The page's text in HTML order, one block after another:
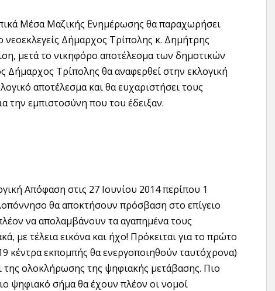
Μέσα Μαζικής Ενημέρωσης θα παραχωρήσει
Δήμαρχος Τρίπολης κ. Δημήτρης
μετά το νικηφόρο αποτέλεσμα των δημοτικών
Τρίπολης θα αναφερθεί στην εκλογική
αποτέλεσμα και θα ευχαριστήσει τους
την εμπιστοσύνη που του έδειξαν.
Απόφαση στις 27 Ιουνίου 2014 περίπου 1
θα αποκτήσουν πρόσβαση στο επίγειο
να απολαμβάνουν τα αγαπημένα τους
με τέλεια εικόνα και ήχο! Πρόκειται για το πρώτο
κέντρα εκπομπής θα ενεργοποιηθούν ταυτόχρονα)
της ολοκλήρωσης της ψηφιακής μετάβασης. Πιο
ψηφιακό σήμα θα έχουν πλέον οι νομοί